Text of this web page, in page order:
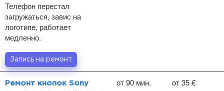
Телефон перестал
загружаться, завис на
логотипе, работает
медленно.
Запись на ремонт
Ремонт кнопок Sony
от 90 мин. от 35 €